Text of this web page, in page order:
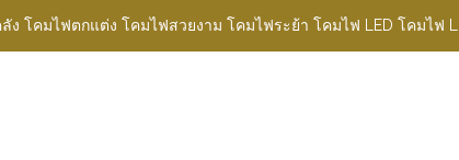
ง โคมไฟตกแต่ง โคมไฟสวยงาม โคมไฟระย้า โคมไฟ LED โคมไฟ